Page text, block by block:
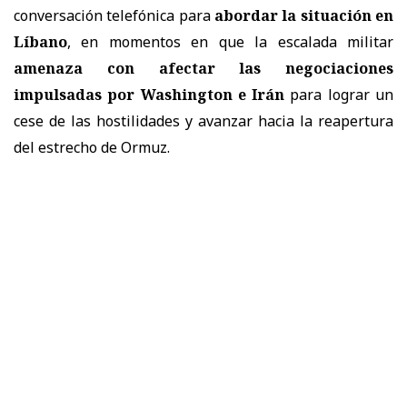
conversación telefónica para abordar la situación en
Líbano, en momentos en que la escalada militar
amenaza con afectar las negociaciones
impulsadas por Washington e Irán para lograr un
cese de las hostilidades y avanzar hacia la reapertura
del estrecho de Ormuz.